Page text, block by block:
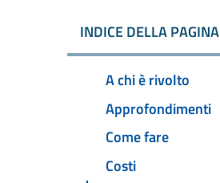
INDICE DELLA PAGINA
A chi è rivolto
Approfondimenti
Come fare
Costi